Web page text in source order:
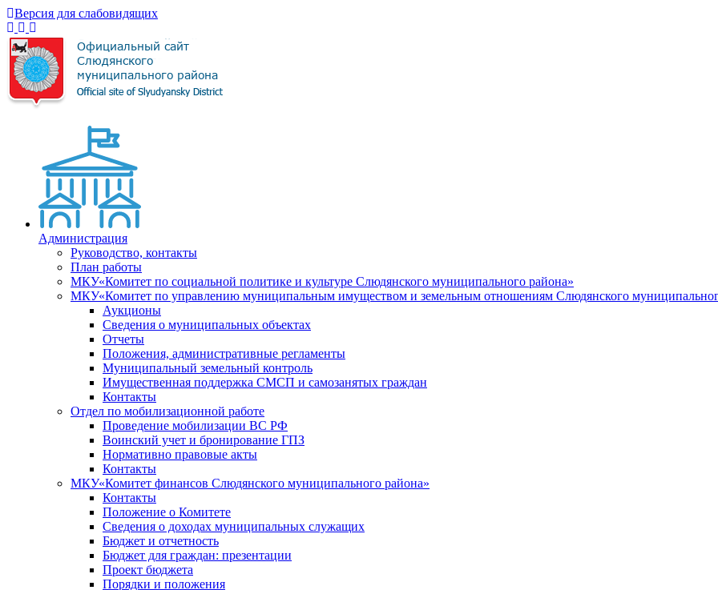
Версия для слабовидящих
Администрация
Руководство, контакты
План работы
МКУ«Комитет по социальной политике и культуре Слюдянского муниципального района»
МКУ«Комитет по управлению муниципальным имуществом и земельным отношениям Слюдянского
Аукционы
Сведения о муниципальных объектах
Отчеты
Положения, административные регламенты
Муниципальный земельный контроль
Имущественная поддержка СМСП и самозанятых граждан
Контакты
Отдел по мобилизационной работе
Проведение мобилизации ВС РФ
Воинский учет и бронирование ГПЗ
Нормативно правовые акты
Контакты
МКУ«Комитет финансов Слюдянского муниципального района»
Контакты
Положение о Комитете
Сведения о доходах муниципальных служащих
Бюджет и отчетность
Бюджет для граждан: презентации
Проект бюджета
Порядки и положения